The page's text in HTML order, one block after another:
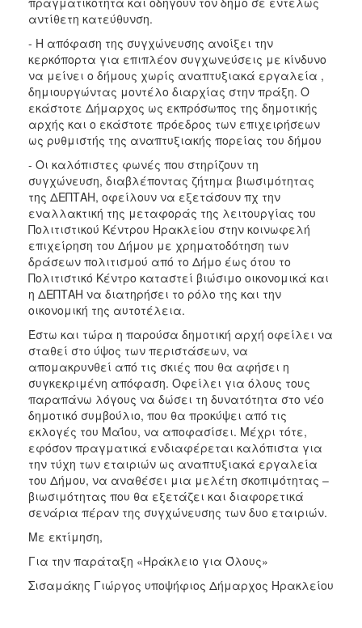
αντίθετη κατεύθυνση.
- Η απόφαση της συγχώνευσης ανοίξει την
κερκόπορτα για επιπλέον συγχωνεύσεις με κίνδυνο
να μείνει ο δήμους χωρίς αναπτυξιακά εργαλεία ,
δημιουργώντας μοντέλο διαρχίας στην πράξη. Ο
εκάστοτε Δήμαρχος ως εκπρόσωπος της δημοτικής
αρχής και ο εκάστοτε πρόεδρος των επιχειρήσεων
ως ρυθμιστής της αναπτυξιακής πορείας του δήμου
- Οι καλόπιστες φωνές που στηρίζουν τη
συγχώνευση, διαβλέποντας ζήτημα βιωσιμότητας
της ΔΕΠΤΑΗ, οφείλουν να εξετάσουν πχ την
εναλλακτική της μεταφοράς της λειτουργίας του
Πολιτιστικού Κέντρου Ηρακλείου στην κοινωφελή
επιχείρηση του Δήμου με χρηματοδότηση των
δράσεων πολιτισμού από το Δήμο έως ότου το
Πολιτιστικό Κέντρο καταστεί βιώσιμο οικονομικά και
η ΔΕΠΤΑΗ να διατηρήσει το ρόλο της και την
οικονομική της αυτοτέλεια.
Έστω και τώρα η παρούσα δημοτική αρχή οφείλει να
σταθεί στο ύψος των περιστάσεων, να
απομακρυνθεί από τις σκιές που θα αφήσει η
συγκεκριμένη απόφαση. Οφείλει για όλους τους
παραπάνω λόγους να δώσει τη δυνατότητα στο νέο
δημοτικό συμβούλιο, που θα προκύψει από τις
εκλογές του Μαΐου, να αποφασίσει. Μέχρι τότε,
εφόσον πραγματικά ενδιαφέρεται καλόπιστα για
την τύχη των εταιριών ως αναπτυξιακά εργαλεία
του Δήμου, να αναθέσει μια μελέτη σκοπιμότητας –
βιωσιμότητας που θα εξετάζει και διαφορετικά
σενάρια πέραν της συγχώνευσης των δυο εταιριών.
Με εκτίμηση,
Για την παράταξη «Ηράκλειο για Όλους»
Σισαμάκης Γιώργος υποψήφιος Δήμαρχος Ηρακλείου